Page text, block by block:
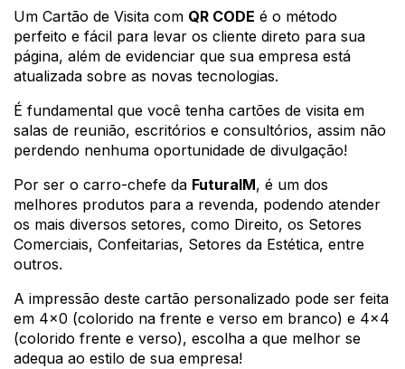
Um Cartão de Visita com QR CODE é o método
perfeito e fácil para levar os cliente direto para sua
página, além de evidenciar que sua empresa está
atualizada sobre as novas tecnologias.
É fundamental que você tenha cartões de visita em
salas de reunião, escritórios e consultórios, assim não
perdendo nenhuma oportunidade de divulgação!
Por ser o carro-chefe da FuturaIM, é um dos
melhores produtos para a revenda, podendo atender
os mais diversos setores, como Direito, os Setores
Comerciais, Confeitarias, Setores da Estética, entre
outros.
A impressão deste cartão personalizado pode ser feita
em 4x0 (colorido na frente e verso em branco) e 4x4
(colorido frente e verso), escolha a que melhor se
adequa ao estilo de sua empresa!